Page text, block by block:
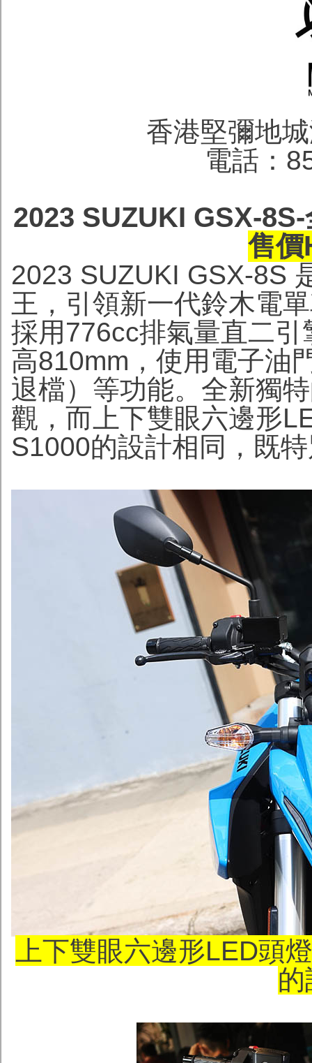
香港堅彌地
電話：
2023 SUZUKI GSX-
售價
2023 SUZUKI GSX-8S
王，引領新一代鈴木電
採用776cc排氣量直二
高810mm，使用電子油
退檔）等功能。全新獨
觀，而上下雙眼六邊形
S1000的設計相同，既
上下雙眼六邊形LED頭